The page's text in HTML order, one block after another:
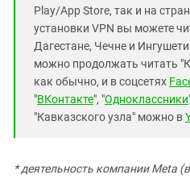
Play/App Store, так и на
установки VPN вы можете
Дагестане, Чечне и
можно продолжать читать
как обычно, и в соцсетях
"ВКонтакте", "Одноклассники
"Кавказского узла" можно в
* деятельность компании Meta